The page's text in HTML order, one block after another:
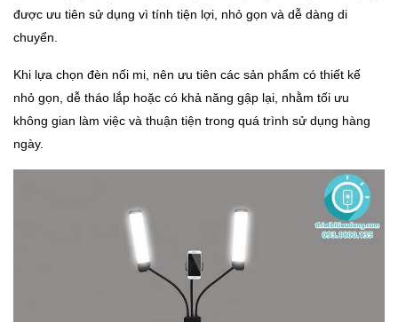
được ưu tiên sử dụng vì tính tiện lợi, nhỏ gọn và dễ dàng di
chuyển.
Khi lựa chọn đèn nối mi, nên ưu tiên các sản phẩm có thiết kế
nhỏ gọn, dễ tháo lắp hoặc có khả năng gập lại, nhằm tối ưu
không gian làm việc và thuận tiện trong quá trình sử dụng hàng
ngày.